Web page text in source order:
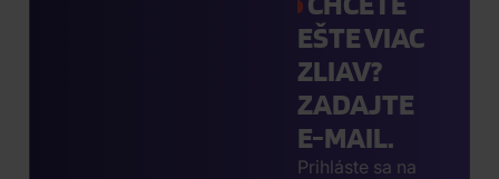
EŠTE VIAC
ZLIAV?
ZADAJTE
E-MAIL.
Prihláste sa na